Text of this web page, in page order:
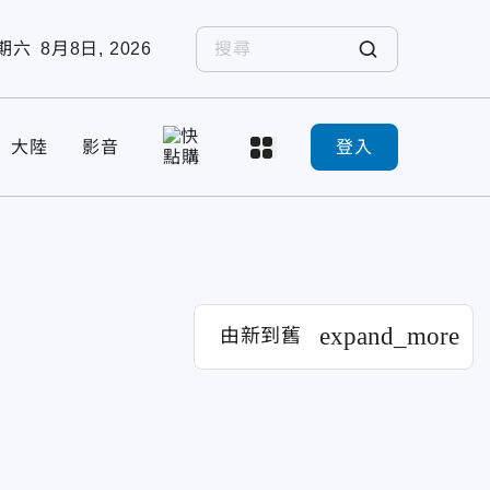
六 8月8日, 2026
大陸 影音 登入
由新到舊 expand_more